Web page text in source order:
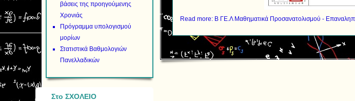
βάσεις της προηγούμενης
Χρονιάς
Πρόγραμμα υπολογισμού
μορίων
Στατιστικά Βαθμολογιών
Πανελλαδικών
Στο ΣΧΟΛΕΙΟ
Read more: Β ΓΕ.Λ Μαθηματικά Προσανατολισμού -